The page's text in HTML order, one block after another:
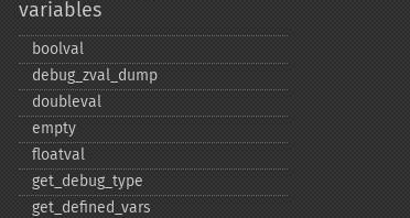
variables
boolval
debug_​zval_​dump
doubleval
empty
floatval
get_​debug_​type
get_​defined_​vars